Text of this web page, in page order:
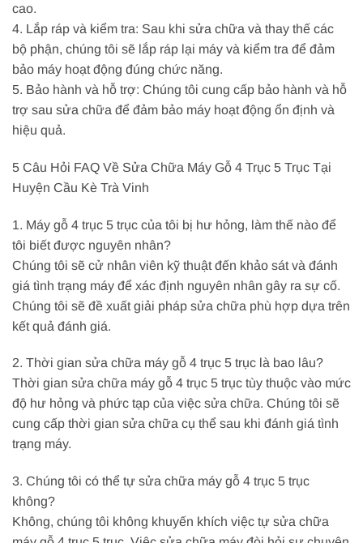
cao.
4. Lắp ráp và kiểm tra: Sau khi sửa chữa và thay thế các
bộ phận, chúng tôi sẽ lắp ráp lại máy và kiểm tra để đảm
bảo máy hoạt động đúng chức năng.
5. Bảo hành và hỗ trợ: Chúng tôi cung cấp bảo hành và hỗ
trợ sau sửa chữa để đảm bảo máy hoạt động ổn định và
hiệu quả.
5 Câu Hỏi FAQ Về Sửa Chữa Máy Gỗ 4 Trục 5 Trục Tại
Huyện Cầu Kè Trà Vinh
1. Máy gỗ 4 trục 5 trục của tôi bị hư hỏng, làm thế nào để
tôi biết được nguyên nhân?
Chúng tôi sẽ cử nhân viên kỹ thuật đến khảo sát và đánh
giá tình trạng máy để xác định nguyên nhân gây ra sự cố.
Chúng tôi sẽ đề xuất giải pháp sửa chữa phù hợp dựa trên
kết quả đánh giá.
2. Thời gian sửa chữa máy gỗ 4 trục 5 trục là bao lâu?
Thời gian sửa chữa máy gỗ 4 trục 5 trục tùy thuộc vào mức
độ hư hỏng và phức tạp của việc sửa chữa. Chúng tôi sẽ
cung cấp thời gian sửa chữa cụ thể sau khi đánh giá tình
trạng máy.
3. Chúng tôi có thể tự sửa chữa máy gỗ 4 trục 5 trục
không?
Không, chúng tôi không khuyến khích việc tự sửa chữa